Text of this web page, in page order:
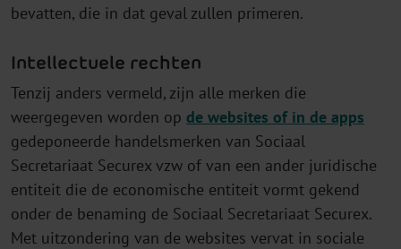
bevatten, die in dat geval zullen primeren.
Intellectuele rechten
Tenzij anders vermeld, zijn alle merken die
weergegeven worden op de websites of in de apps
gedeponeerde handelsmerken van Sociaal
Secretariaat Securex vzw of van een ander juridische
entiteit die de economische entiteit vormt gekend
onder de benaming de Sociaal Secretariaat Securex.
Met uitzondering van de websites vervat in sociale